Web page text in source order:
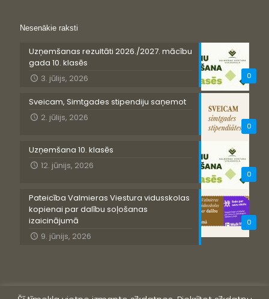
Nesenākie raksti
0
Uzņemšanas rezultāti 2026./2027. mācību
gada 10. klasēs
3. jūlijs, 2026
0
Sveicam, Simtgades stipendiju saņemot
2. jūlijs, 2026
0
Uzņemšana 10. klasēs
12. jūnijs, 2026
0
Pateicība Valmieras Viestura vidusskolas
kopienai par dalību soļošanas
izaicinājumā
9. jūnijs, 2026